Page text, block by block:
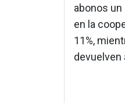
abonos
en la
11%,
devuelven